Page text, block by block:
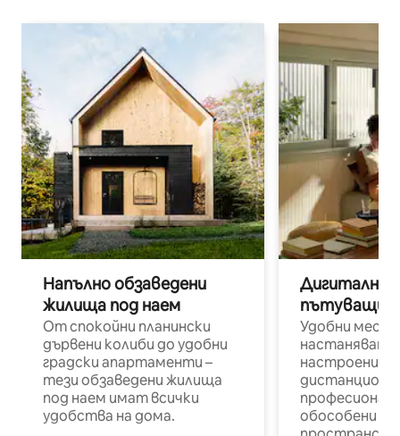
Напълно обзаведени
жилища под наем
От спокойни планински
дървени колиби до удобни
градски апартаменти –
тези обзаведени жилища
под наем имат всички
удобства на дома.
Дигитални
пътуващи
Удобни
настаняване
настроени и
обособени